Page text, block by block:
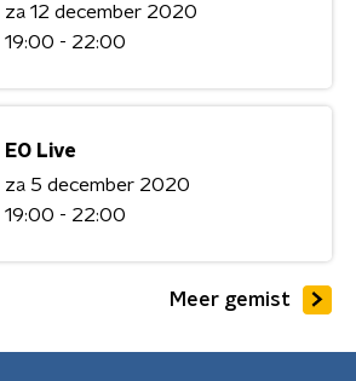
za 12 december 2020
19:00 - 22:00
EO Live
za 5 december 2020
19:00 - 22:00
Meer gemist